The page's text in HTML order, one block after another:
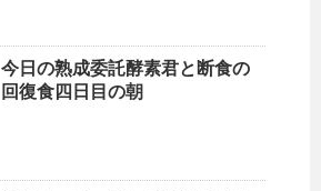
今日の熟成委託酵素君と断食の
回復食四日目の朝